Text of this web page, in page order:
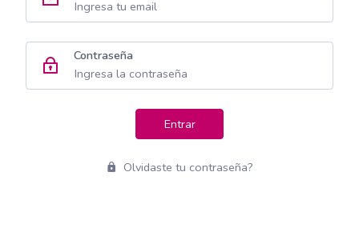
Contraseña
Entrar
Olvidaste tu contraseña?